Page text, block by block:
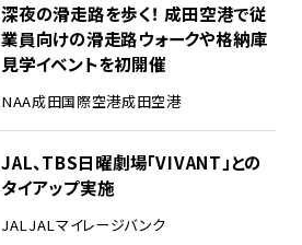
深夜の滑走路を歩く！ 成田空港で従
業員向けの滑走路ウォークや格納庫
見学イベントを初開催
NAA成田国際空港成田空港
JAL、TBS日曜劇場「VIVANT」との
タイアップ実施
JALJALマイレージバンク